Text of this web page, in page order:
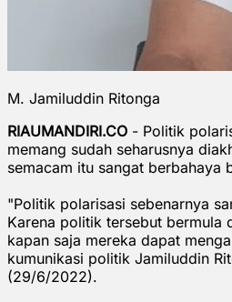
M. Jamiluddin Ritonga
RIAUMANDIRI.CO - Politik
memang sudah seharusnya
semacam itu sangat berbahaya
"Politik polarisasi sebenarnya
Karena politik tersebut bermula
kapan saja mereka dapat
kumunikasi politik Jamiluddin
(29/6/2022).